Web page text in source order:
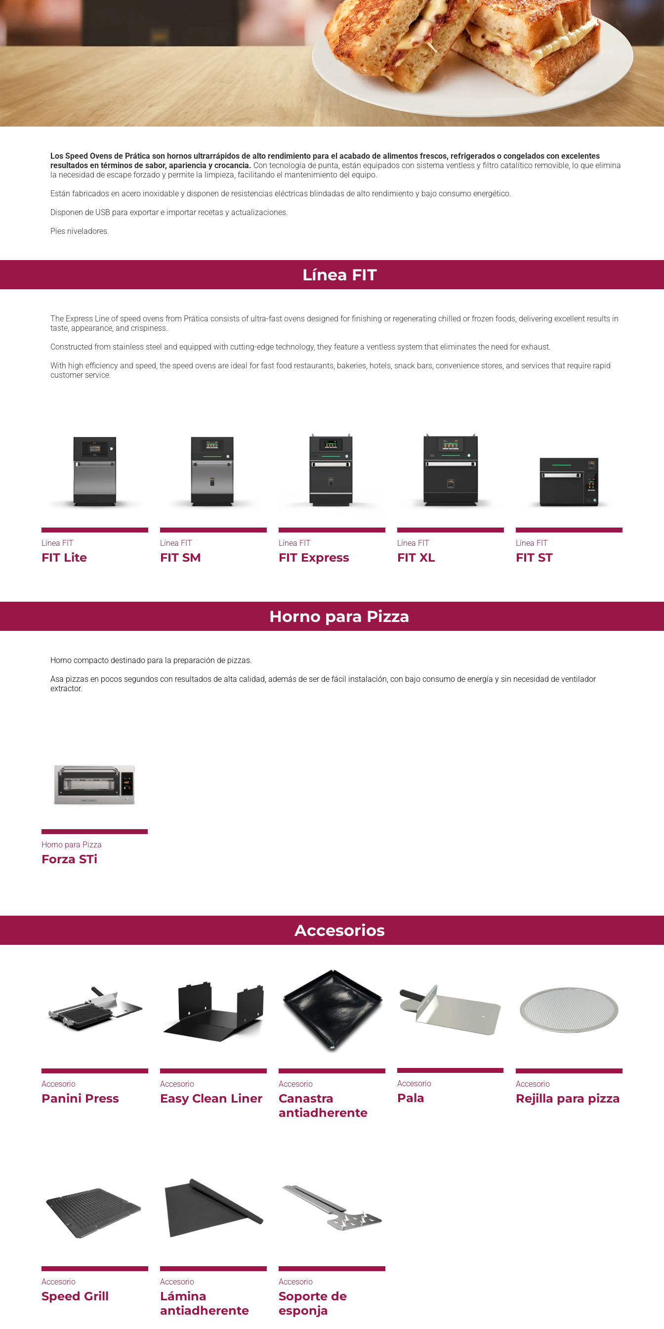
Los Speed ​​Ovens de Prática son hornos ultrarrápidos de alto rendimiento para el acabado de alimentos frescos, refrigerados o congelados con excelentes
resultados en términos de sabor, apariencia y crocancia. Con tecnología de punta, están equipados con sistema ventless y filtro catalítico removible, lo que elimina
la necesidad de escape forzado y permite la limpieza, facilitando el mantenimiento del equipo.
Están fabricados en acero inoxidable y disponen de resistencias eléctricas blindadas de alto rendimiento y bajo consumo energético.
Disponen de USB para exportar e importar recetas y actualizaciones.
Pies niveladores.
Línea FIT
The Express Line of speed ovens from Prática consists of ultra-fast ovens designed for finishing or regenerating chilled or frozen foods, delivering excellent results in
taste, appearance, and crispiness.
Constructed from stainless steel and equipped with cutting-edge technology, they feature a ventless system that eliminates the need for exhaust.
With high efficiency and speed, the speed ovens are ideal for fast food restaurants, bakeries, hotels, snack bars, convenience stores, and services that require rapid
customer service.
Línea FIT
FIT Express
Línea FIT
FIT XL
Línea FIT
FIT ST
Línea FIT
FIT Lite
Línea FIT
FIT SM
Horno para Pizza
Horno compacto destinado para la preparación de pizzas.
Asa pizzas en pocos segundos con resultados de alta calidad, además de ser de fácil instalación, con bajo consumo de energía y sin necesidad de ventilador
extractor.
Horno para Pizza
Forza STi
Accesorios
Accesorio
Canastra
antiadherente
Accesorio
Pala
Accesorio
Rejilla para pizza
Accesorio
Panini Press
Accesorio
Easy Clean Liner
Accesorio
Soporte de
esponja
Accesorio
Lámina
antiadherente
Accesorio
Speed Grill